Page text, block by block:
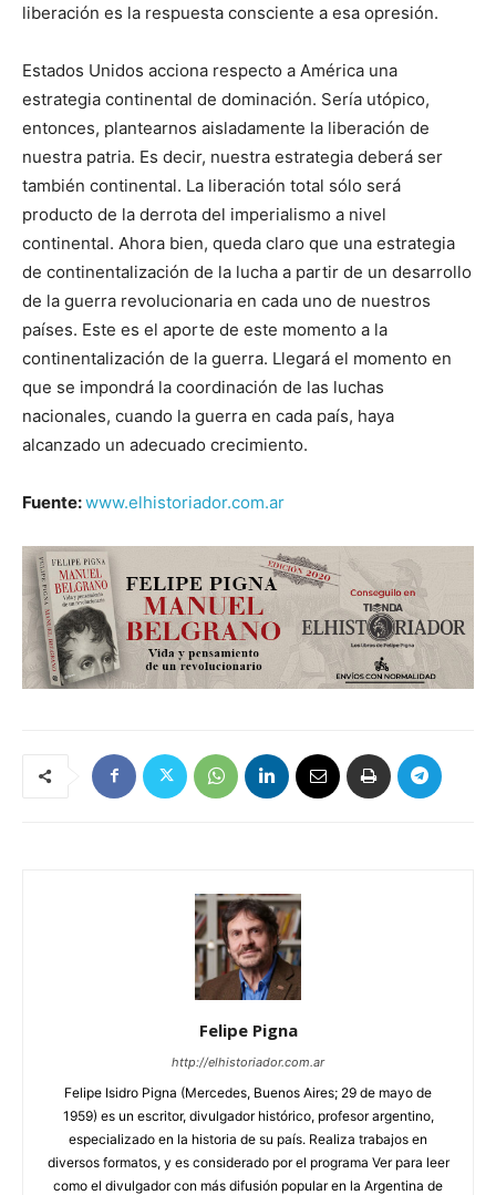
liberación es la respuesta consciente a esa opresión.
Estados Unidos acciona respecto a América una
estrategia continental de dominación. Sería utópico,
entonces, plantearnos aisladamente la liberación de
nuestra patria. Es decir, nuestra estrategia deberá ser
también continental. La liberación total sólo será
producto de la derrota del imperialismo a nivel
continental. Ahora bien, queda claro que una estrategia
de continentalización de la lucha a partir de un desarrollo
de la guerra revolucionaria en cada uno de nuestros
países. Este es el aporte de este momento a la
continentalización de la guerra. Llegará el momento en
que se impondrá la coordinación de las luchas
nacionales, cuando la guerra en cada país, haya
alcanzado un adecuado crecimiento.
Fuente:www.elhistoriador.com.ar
Felipe Pigna
http://elhistoriador.com.ar
Felipe Isidro Pigna (Mercedes, Buenos Aires; 29 de mayo de
1959) es un escritor, divulgador histórico, profesor argentino,
especializado en la historia de su país. Realiza trabajos en
diversos formatos, y es considerado por el programa Ver para leer
como el divulgador con más difusión popular en la Argentina de